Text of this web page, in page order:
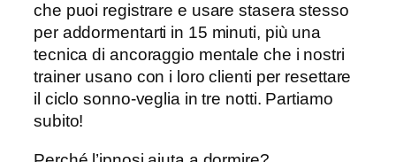
che puoi registrare e usare stasera stesso
per addormentarti in 15 minuti, più una
tecnica di ancoraggio mentale che i nostri
trainer usano con i loro clienti per resettare
il ciclo sonno-veglia in tre notti. Partiamo
subito!